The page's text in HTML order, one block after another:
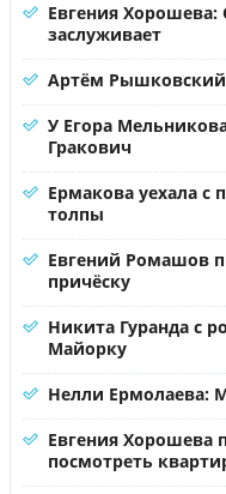
Евгения Хорошева:
заслуживает
Артём
У Егора
Гракович
Ермакова уехала с
толпы
Евгений Ромашов
причёску
Никита Гуранда с
Майорку
Нелли Ермолаева:
Евгения Хорошева
посмотреть